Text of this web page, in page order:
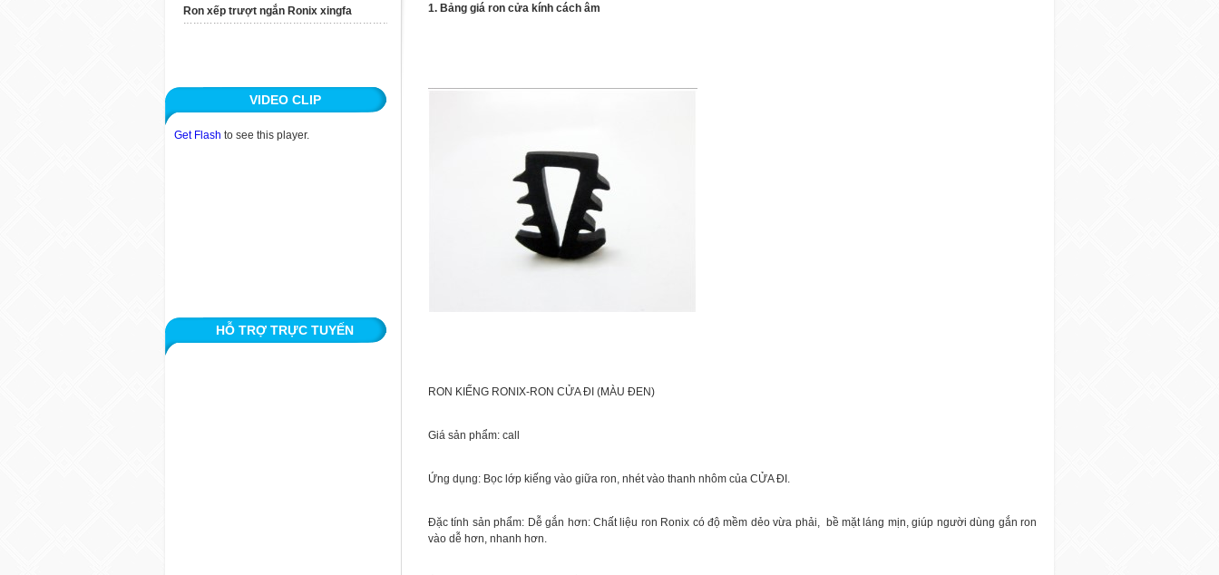
Ron xếp trượt ngắn Ronix xingfa
VIDEO CLIP
Get Flash to see this player.
HỖ TRỢ TRỰC TUYẾN
1. Bảng giá ron cửa kính cách âm
RON KIẾNG RONIX-RON CỬA ĐI (MÀU ĐEN)
Giá sản phẩm: call
Ứng dụng: Bọc lớp kiếng vào giữa ron, nhét vào thanh nhôm của CỬA ĐI.
Đặc tính sản phẩm: Dễ gắn hơn: Chất liệu ron Ronix có độ mềm dẻo vừa phải, bề mặt láng mịn, giúp người dùng gắn ron
vào dễ hơn, nhanh hơn.